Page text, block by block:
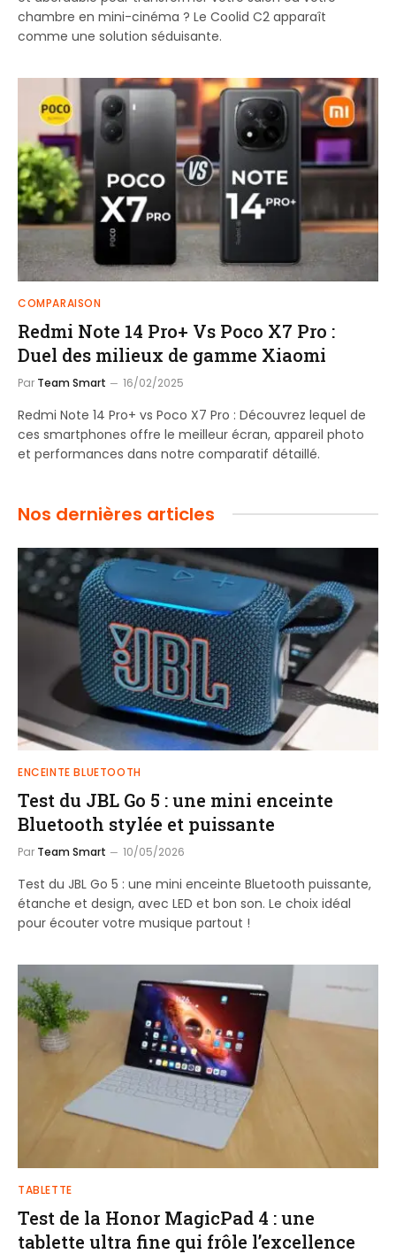
chambre en mini-cinéma ? Le Coolid C2 apparaît
comme une solution séduisante.
COMPARAISON
Redmi Note 14 Pro+ Vs Poco X7 Pro :
Duel des milieux de gamme Xiaomi
Par Team Smart 16/02/2025
Redmi Note 14 Pro+ vs Poco X7 Pro : Découvrez lequel de
ces smartphones offre le meilleur écran, appareil photo
et performances dans notre comparatif détaillé.
Nos dernières articles
ENCEINTE BLUETOOTH
Test du JBL Go 5 : une mini enceinte
Bluetooth stylée et puissante
Par Team Smart 10/05/2026
Test du JBL Go 5 : une mini enceinte Bluetooth puissante,
étanche et design, avec LED et bon son. Le choix idéal
pour écouter votre musique partout !
TABLETTE
Test de la Honor MagicPad 4 : une
tablette ultra fine qui frôle l’excellence